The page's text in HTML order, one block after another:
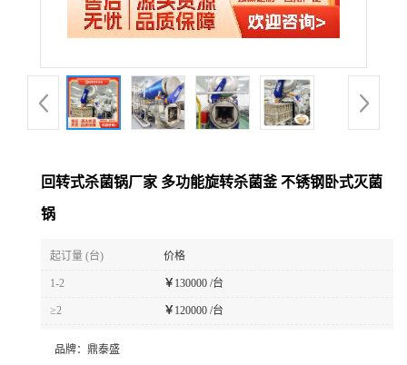
回转式杀菌锅厂家 多功能旋转杀菌釜 不锈钢卧式灭菌
锅
起订量 (台) 价格
1-2 ￥ 130000 /台
≥2 ￥ 120000 /台
品牌： 鼎泰盛